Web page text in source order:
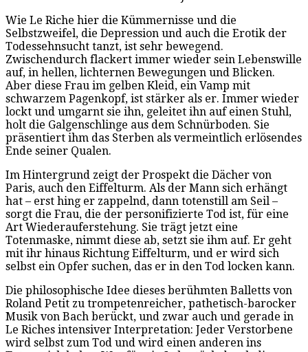
Wie Le Riche hier die Kümmernisse und die
Selbstzweifel, die Depression und auch die Erotik der
Todessehnsucht tanzt, ist sehr bewegend.
Zwischendurch flackert immer wieder sein Lebenswille
auf, in hellen, lichternen Bewegungen und Blicken.
Aber diese Frau im gelben Kleid, ein Vamp mit
schwarzem Pagenkopf, ist stärker als er. Immer wieder
lockt und umgarnt sie ihn, geleitet ihn auf einen Stuhl,
holt die Galgenschlinge aus dem Schnürboden. Sie
präsentiert ihm das Sterben als vermeintlich erlösendes
Ende seiner Qualen.
Im Hintergrund zeigt der Prospekt die Dächer von
Paris, auch den Eiffelturm. Als der Mann sich erhängt
hat – erst hing er zappelnd, dann totenstill am Seil –
sorgt die Frau, die der personifizierte Tod ist, für eine
Art Wiederauferstehung. Sie trägt jetzt eine
Totenmaske, nimmt diese ab, setzt sie ihm auf. Er geht
mit ihr hinaus Richtung Eiffelturm, und er wird sich
selbst ein Opfer suchen, das er in den Tod locken kann.
Die philosophische Idee dieses berühmten Balletts von
Roland Petit zu trompetenreicher, pathetisch-barocker
Musik von Bach berückt, und zwar auch und gerade in
Le Riches intensiver Interpretation: Jeder Verstorbene
wird selbst zum Tod und wird einen anderen ins